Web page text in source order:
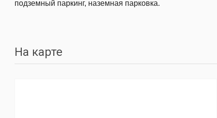
подземный паркинг, наземная парковка.
На карте